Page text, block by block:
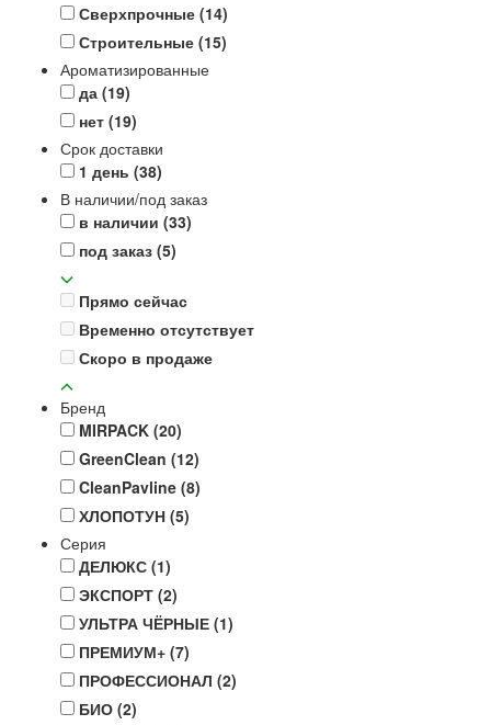
Сверхпрочные (14)
Строительные (15)
Ароматизированные
да (19)
нет (19)
Срок доставки
1 день (38)
В наличии/под заказ
в наличии (33)
под заказ (5)
Прямо сейчас
Временно отсутствует
Скоро в продаже
Бренд
MIRPACK (20)
GreenClean (12)
CleanPavline (8)
ХЛОПОТУН (5)
Серия
ДЕЛЮКС (1)
ЭКСПОРТ (2)
УЛЬТРА ЧЁРНЫЕ (1)
ПРЕМИУМ+ (7)
ПРОФЕССИОНАЛ (2)
БИО (2)